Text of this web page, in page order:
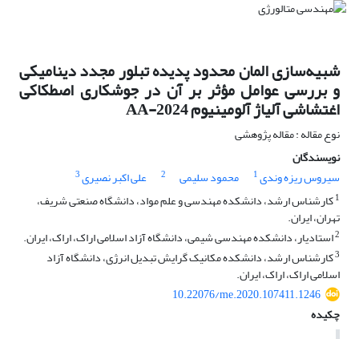
شبیه‌سازی المان محدود پدیده تبلور مجدد دینامیکی
و بررسی عوامل مؤثر بر آن در جوشکاری اصطکاکی
اغتشاشی آلیاژ آلومینیوم AA-2024
نوع مقاله : مقاله پژوهشی
نویسندگان
سیروس ریزه وندی1 محمود سلیمی 2 علی اکبر نصیری3
1کارشناس ارشد، دانشکده مهندسی و علم مواد، دانشگاه صنعتی شریف،
تهران، ایران.
2استادیار، دانشکده مهندسی شیمی، دانشگاه آزاد اسلامی اراک، اراک، ایران.
3کارشناس ارشد، دانشکده مکانیک گرایش تبدیل انرژی، دانشگاه آزاد
اسلامی اراک، اراک، ایران.
10.22076/me.2020.107411.1246
چکیده